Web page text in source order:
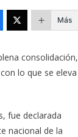
Más
consolidación,
lo que se eleva
fue declarada
nacional de la